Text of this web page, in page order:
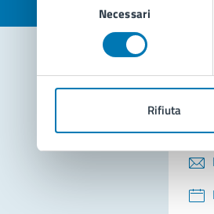
consenso
Necessari
Rifiuta